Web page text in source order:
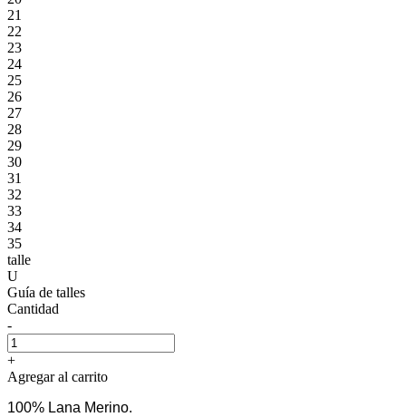
21
22
23
24
25
26
27
28
29
30
31
32
33
34
35
talle
U
Guía de talles
Cantidad
-
+
Agregar al carrito
100% Lana Merino.